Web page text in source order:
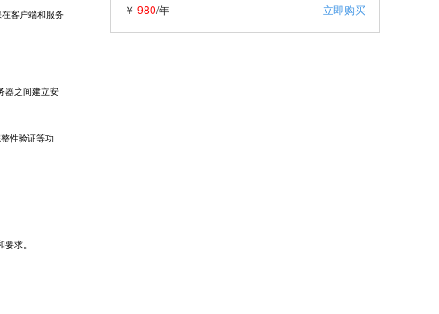
客户端和服务
器之间建立安
性验证等功
求。
立即购买
￥ 980/年